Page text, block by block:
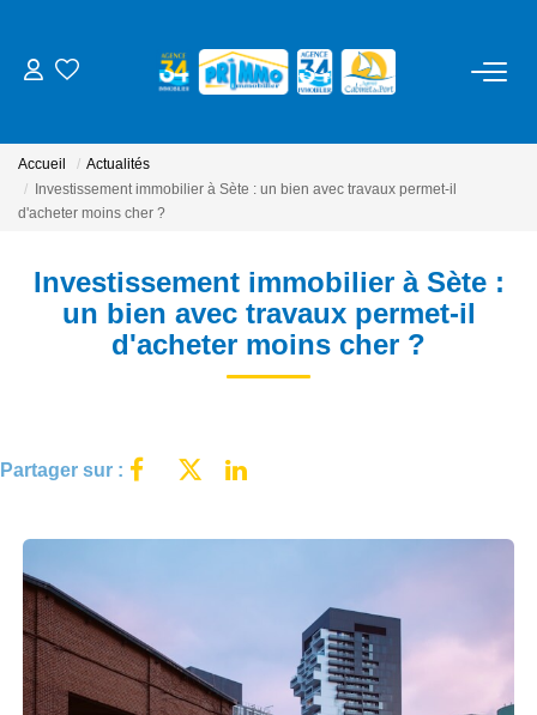
LOUER
NOS SERVICES
Location Cure / Vacances
Qui Sommes Nous
Notre Équipe
Nos Actualités
Accueil
Actualités
Investissement immobilier à Sète : un bien avec travaux permet-il
d'acheter moins cher ?
Investissement immobilier à Sète :
un bien avec travaux permet-il
d'acheter moins cher ?
Partager sur :